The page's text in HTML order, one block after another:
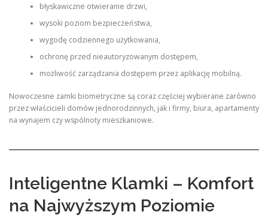
błyskawiczne otwieranie drzwi,
wysoki poziom bezpieczeństwa,
wygodę codziennego użytkowania,
ochronę przed nieautoryzowanym dostępem,
możliwość zarządzania dostępem przez aplikację mobilną.
Nowoczesne zamki biometryczne są coraz częściej wybierane zarówno
przez właścicieli domów jednorodzinnych, jak i firmy, biura, apartamenty
na wynajem czy wspólnoty mieszkaniowe.
Inteligentne Klamki – Komfort
na Najwyższym Poziomie